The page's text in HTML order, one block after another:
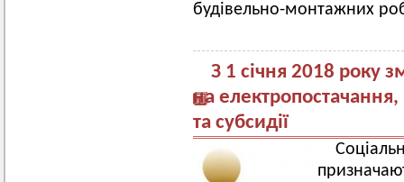
будівельно-монтажних
З 1 січня 2018 року
на
та субсидії